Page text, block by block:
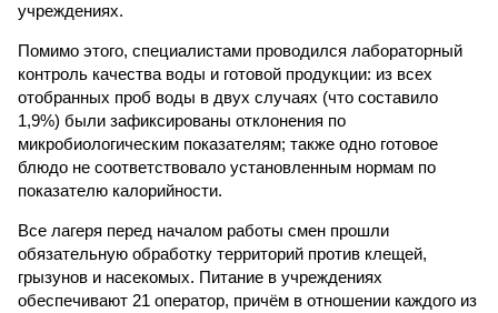
учреждениях.
Помимо этого, специалистами проводился лабораторный
контроль качества воды и готовой продукции: из всех
отобранных проб воды в двух случаях (что составило
1,9%) были зафиксированы отклонения по
микробиологическим показателям; также одно готовое
блюдо не соответствовало установленным нормам по
показателю калорийности.
Все лагеря перед началом работы смен прошли
обязательную обработку территорий против клещей,
грызунов и насекомых. Питание в учреждениях
обеспечивают 21 оператор, причём в отношении каждого из